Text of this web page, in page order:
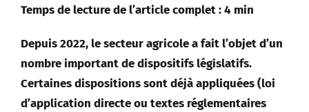
Temps de lecture de l’article complet : 4 min
Depuis 2022, le secteur agricole a fait l’objet d’un
nombre important de dispositifs législatifs.
Certaines dispositions sont déjà appliquées (loi
d’application directe ou textes réglementaires